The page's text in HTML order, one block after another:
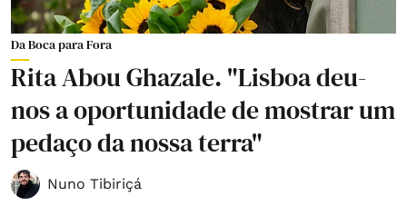
Da Boca para Fora
Rita Abou Ghazale. "Lisboa deu-
nos a oportunidade de mostrar um
pedaço da nossa terra"
Nuno Tibiriçá